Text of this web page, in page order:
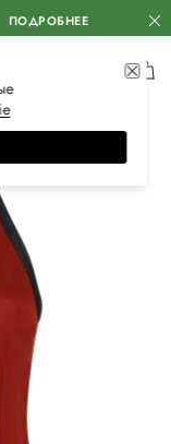
ПОДРОБНЕЕ